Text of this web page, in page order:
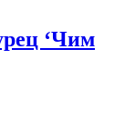
‘Чим